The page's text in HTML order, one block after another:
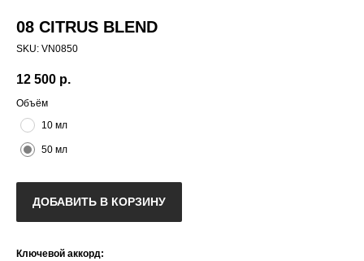
08 CITRUS BLEND
SKU: VN0850
12 500 р.
Объём
10 мл
50 мл
ДОБАВИТЬ В КОРЗИНУ
Ключевой аккорд: